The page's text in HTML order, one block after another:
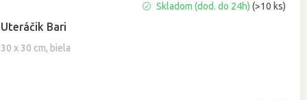
Uteráčik Bari
30 x 30 cm, biela
hodnotenie
produktu
je
Skladom (dod. do 24h)(>10 ks)